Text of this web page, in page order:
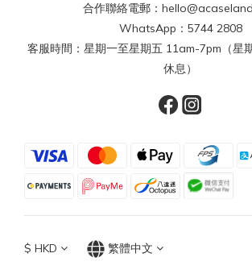
合作聯絡電郵：
WhatsApp：5744 2808
客服時間：星期一至星期五 11am-7pm（星
休息）
$ HKD 繁體中文